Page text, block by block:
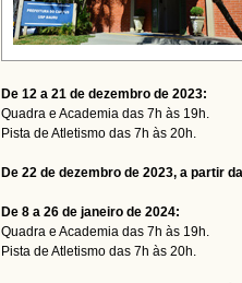
De 12 a 21 de dezembro de 2023:
Quadra e Academia das 7h às 19h.
Pista de Atletismo das 7h às 20h.
De 22 de dezembro de 2023, a partir
De 8 a 26 de janeiro de 2024:
Quadra e Academia das 7h às 19h.
Pista de Atletismo das 7h às 20h.